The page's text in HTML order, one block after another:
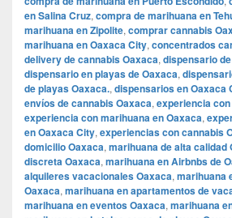
en Salina Cruz, compra de marihuana en
marihuana en Zipolite, comprar cannabis
marihuana en Oaxaca City, concentrados
delivery de cannabis Oaxaca, dispensario
dispensario en playas de Oaxaca,
de playas Oaxaca., dispensarios en Oaxaca
envíos de cannabis Oaxaca, experiencia
experiencia con marihuana en Oaxaca,
en Oaxaca City, experiencias con cannabis
domicilio Oaxaca, marihuana de alta calidad
discreta Oaxaca, marihuana en Airbnbs de
alquileres vacacionales Oaxaca, marihuana
Oaxaca, marihuana en apartamentos de
marihuana en eventos Oaxaca, marihuana